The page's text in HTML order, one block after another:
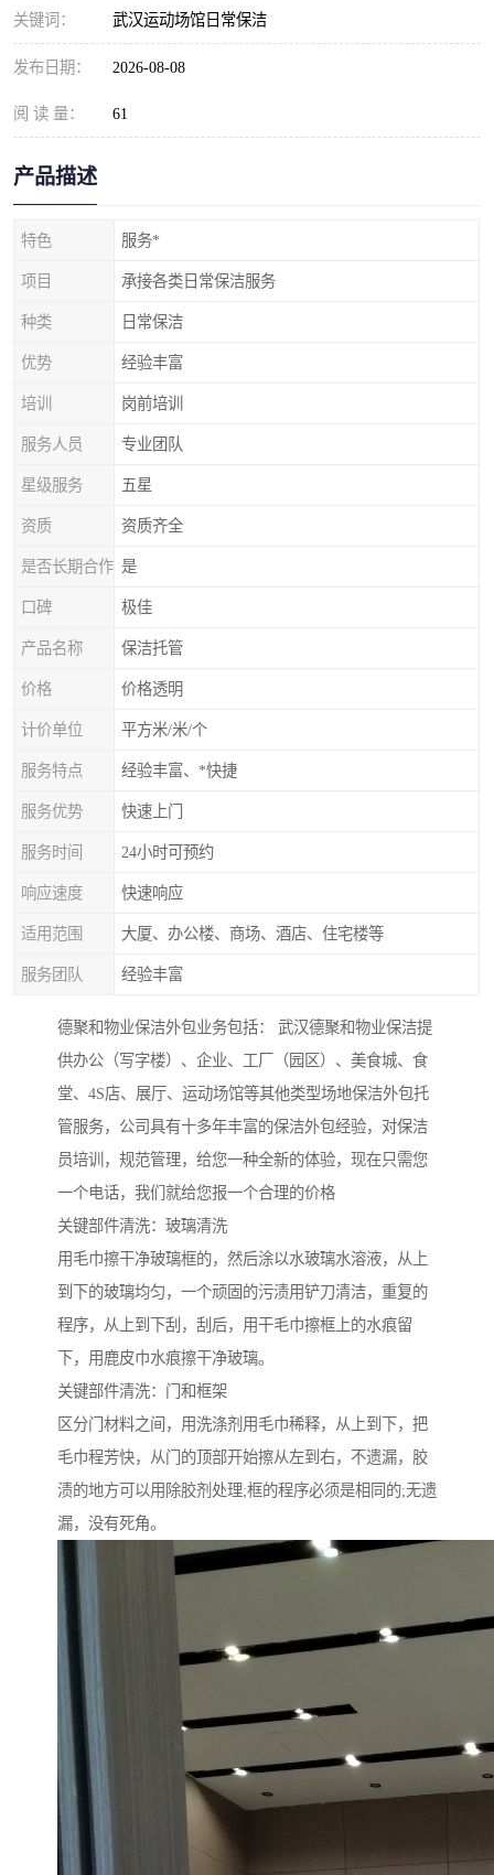
关键词： 武汉运动场馆日常保洁
发布日期： 2026-08-08
阅 读 量： 61
产品描述
特色 服务*
项目 承接各类日常保洁服务
种类 日常保洁
优势 经验丰富
培训 岗前培训
服务人员 专业团队
星级服务 五星
资质 资质齐全
是否长期合作 是
口碑 极佳
产品名称 保洁托管
价格 价格透明
计价单位 平方米/米/个
服务特点 经验丰富、*快捷
服务优势 快速上门
服务时间 24小时可预约
响应速度 快速响应
适用范围 大厦、办公楼、商场、酒店、住宅楼等
服务团队 经验丰富
德聚和物业保洁外包业务包括： 武汉德聚和物业保洁提
供办公（写字楼）、企业、工厂（园区）、美食城、食
堂、4S店、展厅、运动场馆等其他类型场地保洁外包托
管服务，公司具有十多年丰富的保洁外包经验，对保洁
员培训，规范管理，给您一种全新的体验，现在只需您
一个电话，我们就给您报一个合理的价格
关键部件清洗：玻璃清洗
用毛巾擦干净玻璃框的，然后涂以水玻璃水溶液，从上
到下的玻璃均匀，一个顽固的污渍用铲刀清洁，重复的
程序，从上到下刮，刮后，用干毛巾擦框上的水痕留
下，用鹿皮巾水痕擦干净玻璃。
关键部件清洗：门和框架
区分门材料之间，用洗涤剂用毛巾稀释，从上到下，把
毛巾程芳快，从门的顶部开始擦从左到右，不遗漏，胶
渍的地方可以用除胶剂处理;框的程序必须是相同的;无遗
漏，没有死角。